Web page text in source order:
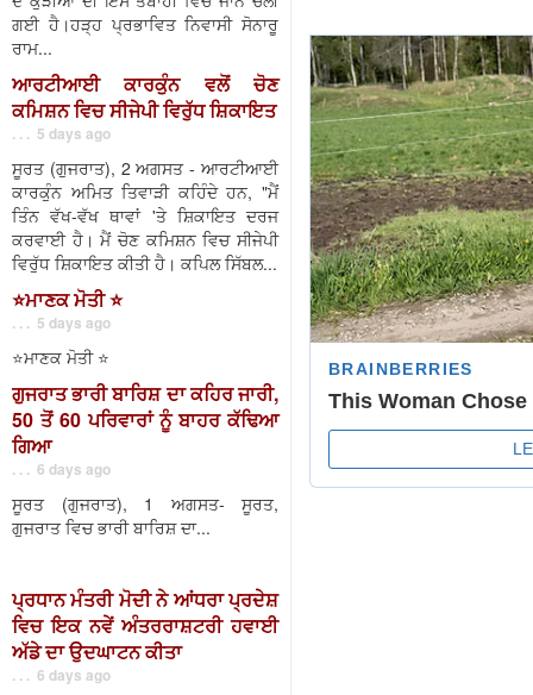
ਗਈ ਹੈ।ਹੜ੍ਹ ਪ੍ਰਭਾਵਿਤ ਨਿਵਾਸੀ ਸੋਨਾਰੂ
ਰਾਮ...
ਆਰਟੀਆਈ ਕਾਰਕੁੰਨ ਵਲੋਂ ਚੋਣ
ਕਮਿਸ਼ਨ ਵਿਚ ਸੀਜੇਪੀ ਵਿਰੁੱਧ ਸ਼ਿਕਾਇਤ
. . . 5 days ago
ਸੂਰਤ (ਗੁਜਰਾਤ), 2 ਅਗਸਤ - ਆਰਟੀਆਈ
ਕਾਰਕੁੰਨ ਅਮਿਤ ਤਿਵਾੜੀ ਕਹਿੰਦੇ ਹਨ, "ਮੈਂ
ਤਿੰਨ ਵੱਖ-ਵੱਖ ਥਾਵਾਂ 'ਤੇ ਸ਼ਿਕਾਇਤ ਦਰਜ
ਕਰਵਾਈ ਹੈ। ਮੈਂ ਚੋਣ ਕਮਿਸ਼ਨ ਵਿਚ ਸੀਜੇਪੀ
ਵਿਰੁੱਧ ਸ਼ਿਕਾਇਤ ਕੀਤੀ ਹੈ। ਕਪਿਲ ਸਿੱਬਲ...
⭐️ਮਾਣਕ ਮੋਤੀ ⭐️
. . . 5 days ago
⭐️ਮਾਣਕ ਮੋਤੀ ⭐️
ਗੁਜਰਾਤ ਭਾਰੀ ਬਾਰਿਸ਼ ਦਾ ਕਹਿਰ ਜਾਰੀ,
50 ਤੋਂ 60 ਪਰਿਵਾਰਾਂ ਨੂੰ ਬਾਹਰ ਕੱਢਿਆ
ਗਿਆ
. . . 6 days ago
ਸੂਰਤ (ਗੁਜਰਾਤ), 1 ਅਗਸਤ- ਸੂਰਤ,
ਗੁਜਰਾਤ ਵਿਚ ਭਾਰੀ ਬਾਰਿਸ਼ ਦਾ...
ਪ੍ਰਧਾਨ ਮੰਤਰੀ ਮੋਦੀ ਨੇ ਆਂਧਰਾ ਪ੍ਰਦੇਸ਼
ਵਿਚ ਇਕ ਨਵੇਂ ਅੰਤਰਰਾਸ਼ਟਰੀ ਹਵਾਈ
ਅੱਡੇ ਦਾ ਉਦਘਾਟਨ ਕੀਤਾ
. . . 6 days ago